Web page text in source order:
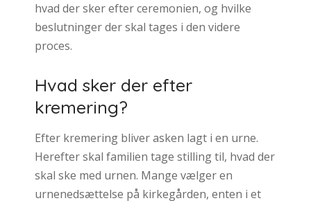
hvad der sker efter ceremonien, og hvilke
beslutninger der skal tages i den videre
proces.
Hvad sker der efter
kremering?
Efter kremering bliver asken lagt i en urne.
Herefter skal familien tage stilling til, hvad der
skal ske med urnen. Mange vælger en
urnenedsættelse på kirkegården, enten i et